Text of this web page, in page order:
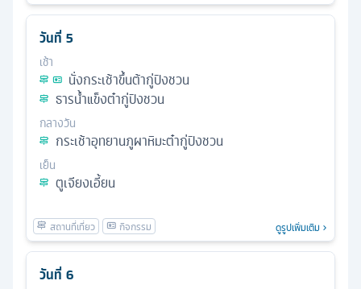
วันที่ 5
เช้า
นั่งกระเช้าขึ้นต้ากู่ปิงชวน
ธารน้ำแข็งต๋ากู่ปิงชวน
กลางวัน
กระเช้าอุทยานภูผาหิมะต๋ากู่ปิงชวน
เย็น
ตูเจียงเอี้ยน
ดูรูปเพิ่มเติม
วันที่ 6